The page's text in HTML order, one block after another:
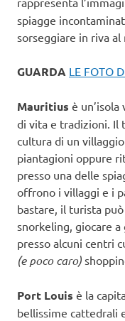
spiagge
sorseggiare in riva
GUARDA LE FOTO
Mauritius è un’isola
di vita e tradizioni. Il
cultura di un
piantagioni oppure
presso una delle
offrono i villaggi e i
bastare, il turista
snorkeling, giocare
presso alcuni centri
(e poco caro)
Port Louis è la
bellissime cattedrali